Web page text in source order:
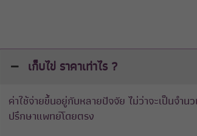
เก็บไข่ ราคาเท่าไร ?
ค่าใช้จ่ายขึ้นอยู่กับหลายปัจจัย ไม่ว่าจะเป็นจำ
ปรึกษาแพทย์โดยตรง